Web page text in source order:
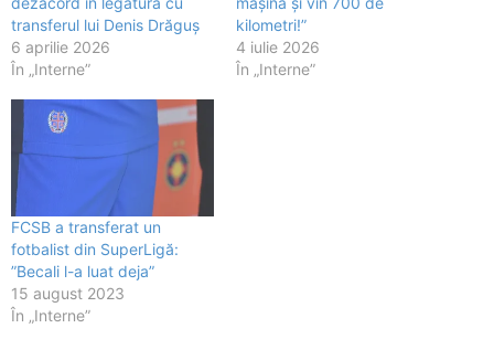
transferul lui Denis Drăguș
6 aprilie 2026
În „Interne”
kilometri!”
4 iulie 2026
În „Interne”
FCSB a transferat un
fotbalist din SuperLigă:
”Becali l-a luat deja”
15 august 2023
În „Interne”